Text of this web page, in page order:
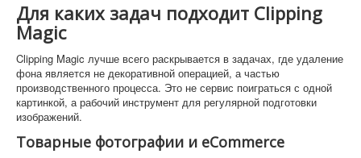
Для каких задач подходит Clipping
Magic
Clipping Magic лучше всего раскрывается в задачах, где удаление
фона является не декоративной операцией, а частью
производственного процесса. Это не сервис поиграться с одной
картинкой, а рабочий инструмент для регулярной подготовки
изображений.
Товарные фотографии и eCommerce